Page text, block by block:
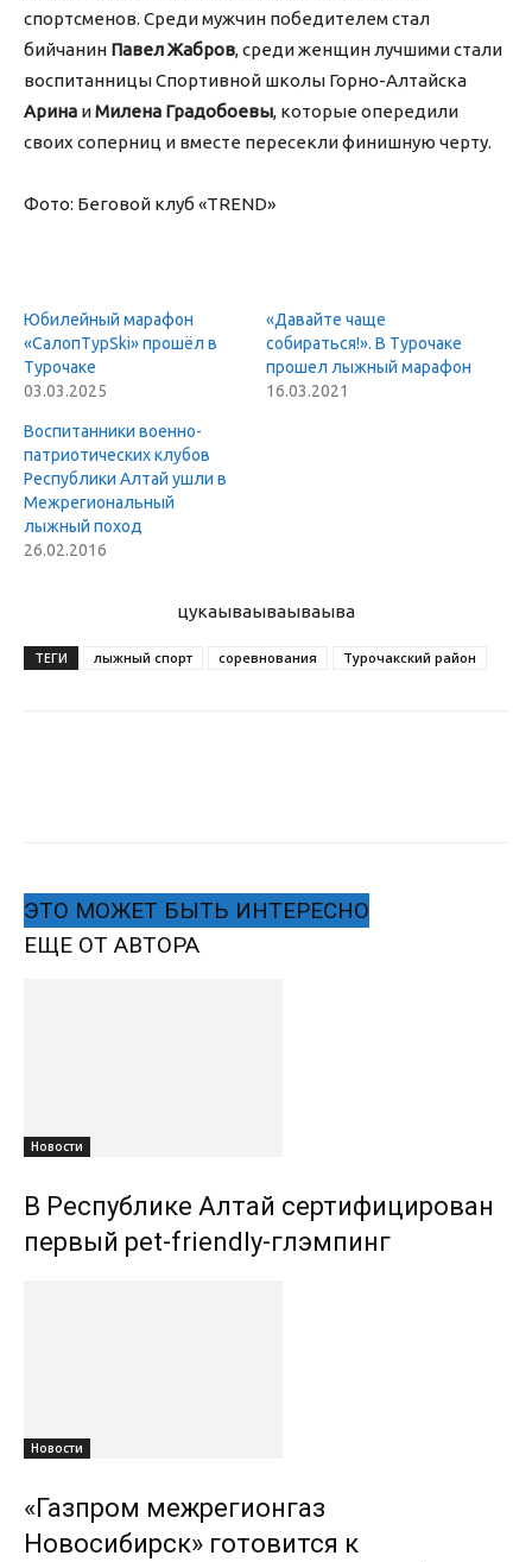
спортсменов. Среди мужчин победителем стал
бийчанин Павел Жабров, среди женщин лучшими стали
воспитанницы Спортивной школы Горно-Алтайска
Арина иМилена Градобоевы, которые опередили
своих соперниц и вместе пересекли финишную черту.
Фото: Беговой клуб «TREND»
Юбилейный марафон
«СалопТурSki» прошёл в
Турочаке
03.03.2025
«Давайте чаще
собираться!». В Турочаке
прошел лыжный марафон
16.03.2021
Воспитанники военно-
патриотических клубов
Республики Алтай ушли в
Межрегиональный
лыжный поход
26.02.2016
цукаываываываыва
ТЕГИ лыжный спорт соревнования Турочакский район
ЭТО МОЖЕТ БЫТЬ ИНТЕРЕСНО
ЕЩЕ ОТ АВТОРА
Новости
В Республике Алтай сертифицирован
первый pet-friendly-глэмпинг
Новости
«Газпром межрегионгаз
Новосибирск» готовится к